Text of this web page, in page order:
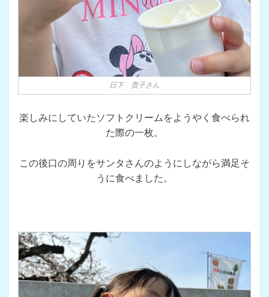
日下 貴子さん
楽しみにしていたソフトクリームをようやく食べられ
た際の一枚。
この後口の周りをサンタさんのようにしながら満足そ
うに食べました。